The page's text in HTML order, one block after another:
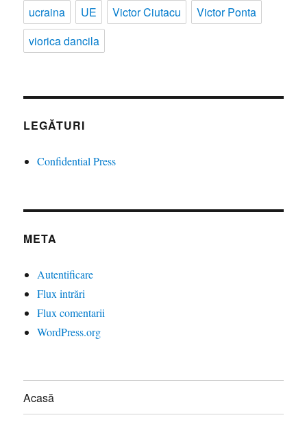
ucraina
UE Victor Ciutacu
Victor Ponta
viorica dancila
LEGĂTURI
Confidential Press
META
Autentificare
Flux intrări
Flux comentarii
WordPress.org
Acasă